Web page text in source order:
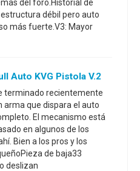
del foro.Historial de
débil pero auto
más fuerte.V3: Mayor
Auto KVG Pistola V.2
terminado recientemente
arma que dispara el auto
El mecanismo está
en algunos de los
Bien a los pros y los
de baja33
deslizan